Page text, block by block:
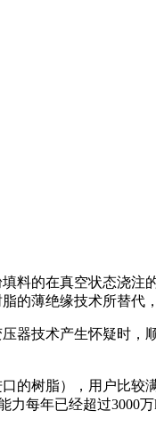
料的在真空状态浇
的薄绝缘技术所替
器技术产生怀疑时，
的树脂），用户比
每年已经超过3000